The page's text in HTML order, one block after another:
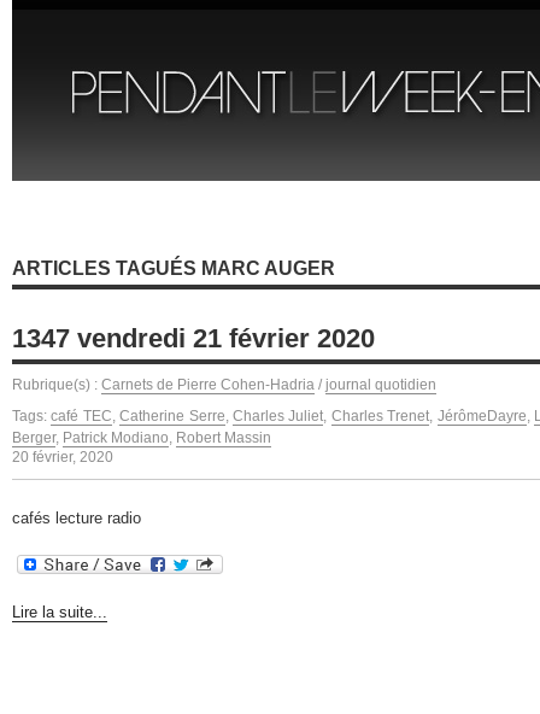
ARTICLES TAGUÉS MARC AUGER
1347 vendredi 21 février 2020
Rubrique(s) : Carnets de Pierre Cohen-Hadria / journal quotidien
Tags:café TEC,Catherine Serre,Charles Juliet, Charles Trenet, JérômeDayre,
Berger, Patrick Modiano, Robert Massin
20 février, 2020
cafés lecture radio
Lire la suite...